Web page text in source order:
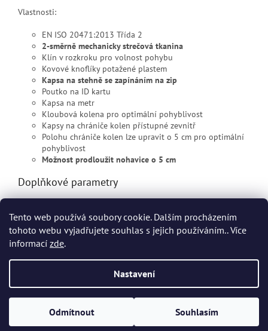
Tento web používá soubory cookie. Dalším procházením
tohoto webu vyjadřujete souhlas s jejich používáním.. Více
informací zde.
Nastavení
Odmítnout Souhlasím
Vlastnosti:
EN ISO 20471:2013 Třída 2
2-směrně mechanicky strečová tkanina
Klín v rozkroku pro volnost pohybu
Kovové knoflíky potažené plastem
Kapsa na stehně se zapínáním na zip
Poutko na ID kartu
Kapsa na metr
Kloubová kolena pro optimální pohyblivost
Kapsy na chrániče kolen přístupné zevnitř
Polohu chrániče kolen lze upravit o 5 cm pro optimální
pohyblivost
Možnost prodloužit nohavice o 5 cm
Doplňkové parametry
EAN : Zvolte variantu
Vytvořil Shoptet
Copyright 2026HHT Workwear . Všechna práva vyhrazena.